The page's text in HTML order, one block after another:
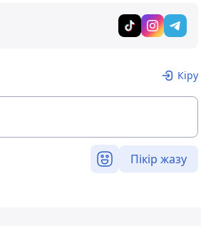
Кіру
Пікір жазу